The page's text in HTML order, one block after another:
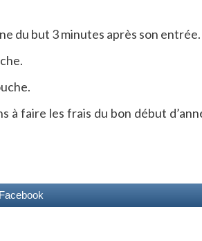
du but 3 minutes après son
à faire les frais du bon début